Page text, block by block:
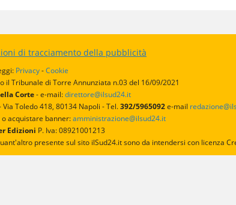
di tracciamento della pubblicità
Privacy-Cookie
il Tribunale di Torre Annunziata n.03 del 16/09/2021
Corte- e-mail:direttore@ilsud24.it
Toledo 418, 80134 Napoli - Tel.392/5965092e-mail
acquistare banner:amministrazione@ilsud24.it
Edizioni P. Iva: 08921001213
presente sul sito ilSud24.it sono da intendersi con licenza